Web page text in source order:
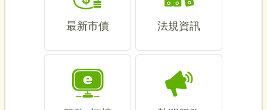
最新市債 法規資訊